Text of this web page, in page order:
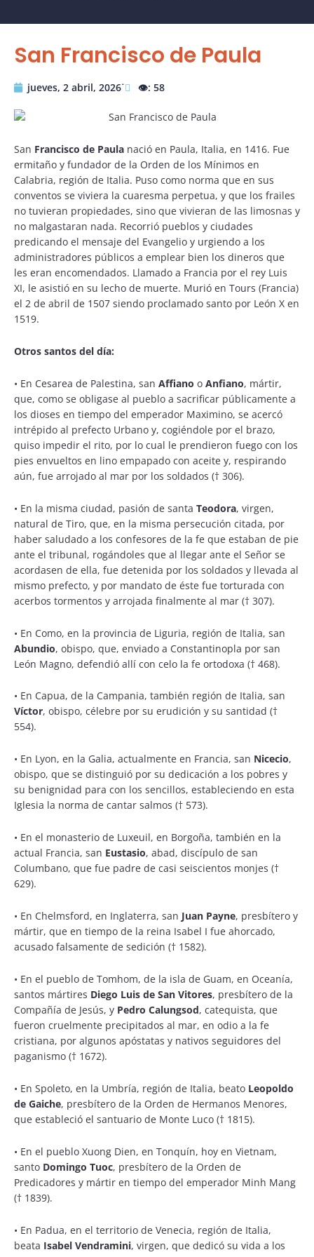
San Francisco de Paula
jueves, 2 abril, 2026˙ 👁️: 58
San Francisco de Paula nació en Paula, Italia, en 1416. Fue
ermitaño y fundador de la Orden de los Mínimos en
Calabria, región de Italia. Puso como norma que en sus
conventos se viviera la cuaresma perpetua, y que los frailes
no tuvieran propiedades, sino que vivieran de las limosnas y
no malgastaran nada. Recorrió pueblos y ciudades
predicando el mensaje del Evangelio y urgiendo a los
administradores públicos a emplear bien los dineros que
les eran encomendados. Llamado a Francia por el rey Luis
XI, le asistió en su lecho de muerte. Murió en Tours (Francia)
el 2 de abril de 1507 siendo proclamado santo por León X en
1519.
Otros santos del día:
• En Cesarea de Palestina, san Affiano o Anfiano, mártir,
que, como se obligase al pueblo a sacrificar públicamente a
los dioses en tiempo del emperador Maximino, se acercó
intrépido al prefecto Urbano y, cogiéndole por el brazo,
quiso impedir el rito, por lo cual le prendieron fuego con los
pies envueltos en lino empapado con aceite y, respirando
aún, fue arrojado al mar por los soldados († 306).
• En la misma ciudad, pasión de santa Teodora, virgen,
natural de Tiro, que, en la misma persecución citada, por
haber saludado a los confesores de la fe que estaban de pie
ante el tribunal, rogándoles que al llegar ante el Señor se
acordasen de ella, fue detenida por los soldados y llevada al
mismo prefecto, y por mandato de éste fue torturada con
acerbos tormentos y arrojada finalmente al mar († 307).
• En Como, en la provincia de Liguria, región de Italia, san
Abundio, obispo, que, enviado a Constantinopla por san
León Magno, defendió allí con celo la fe ortodoxa († 468).
• En Capua, de la Campania, también región de Italia, san
Víctor, obispo, célebre por su erudición y su santidad (†
554).
• En Lyon, en la Galia, actualmente en Francia, san Nicecio,
obispo, que se distinguió por su dedicación a los pobres y
su benignidad para con los sencillos, estableciendo en esta
Iglesia la norma de cantar salmos († 573).
• En el monasterio de Luxeuil, en Borgoña, también en la
actual Francia, san Eustasio, abad, discípulo de san
Columbano, que fue padre de casi seiscientos monjes (†
629).
• En Chelmsford, en Inglaterra, san Juan Payne, presbítero y
mártir, que en tiempo de la reina Isabel I fue ahorcado,
acusado falsamente de sedición († 1582).
• En el pueblo de Tomhom, de la isla de Guam, en Oceanía,
santos mártires Diego Luis de San Vitores, presbítero de la
Compañía de Jesús, y Pedro Calungsod, catequista, que
fueron cruelmente precipitados al mar, en odio a la fe
cristiana, por algunos apóstatas y nativos seguidores del
paganismo († 1672).
• En Spoleto, en la Umbría, región de Italia, beato Leopoldo
de Gaiche, presbítero de la Orden de Hermanos Menores,
que estableció el santuario de Monte Luco († 1815).
• En el pueblo Xuong Dien, en Tonquín, hoy en Vietnam,
santo Domingo Tuoc, presbítero de la Orden de
Predicadores y mártir en tiempo del emperador Minh Mang
(† 1839).
• En Padua, en el territorio de Venecia, región de Italia,
beata Isabel Vendramini, virgen, que dedicó su vida a los